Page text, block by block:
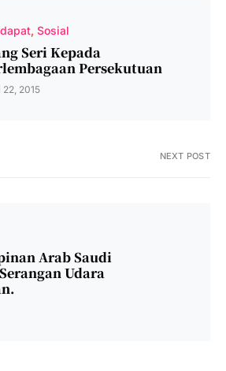
Sosial
Seri Kepada
Persekutuan
22, 2015
NEXT POST
Arab Saudi
Udara